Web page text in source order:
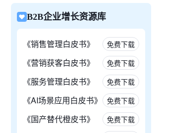
B2B企业增长资源库
《销售管理白皮书》 免费下载
《营销获客白皮书》 免费下载
《服务管理白皮书》 免费下载
《AI场景应用白皮书》 免费下载
《国产替代橙皮书》 免费下载